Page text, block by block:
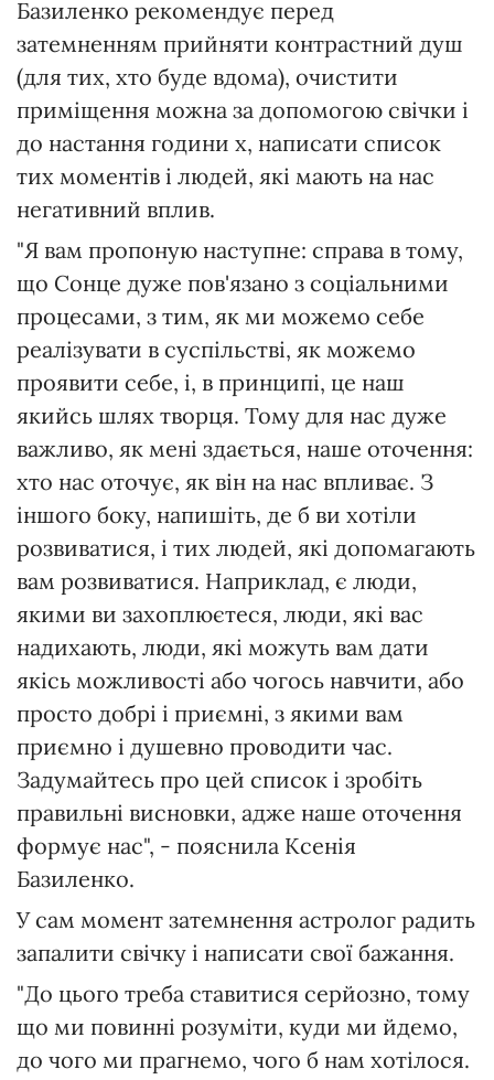
Базиленко рекомендує перед
затемненням прийняти контрастний душ
(для тих, хто буде вдома), очистити
приміщення можна за допомогою свічки і
до настання години х, написати список
тих моментів і людей, які мають на нас
негативний вплив.
"Я вам пропоную наступне: справа в тому,
що Сонце дуже пов'язано з соціальними
процесами, з тим, як ми можемо себе
реалізувати в суспільстві, як можемо
проявити себе, і, в принципі, це наш
якийсь шлях творця. Тому для нас дуже
важливо, як мені здається, наше оточення:
хто нас оточує, як він на нас впливає. З
іншого боку, напишіть, де б ви хотіли
розвиватися, і тих людей, які допомагають
вам розвиватися. Наприклад, є люди,
якими ви захоплюєтеся, люди, які вас
надихають, люди, які можуть вам дати
якісь можливості або чогось навчити, або
просто добрі і приємні, з якими вам
приємно і душевно проводити час.
Задумайтесь про цей список і зробіть
правильні висновки, адже наше оточення
формує нас", - пояснила Ксенія
Базиленко.
У сам момент затемнення астролог радить
запалити свічку і написати свої бажання.
"До цього треба ставитися серйозно, тому
що ми повинні розуміти, куди ми йдемо,
до чого ми прагнемо, чого б нам хотілося.